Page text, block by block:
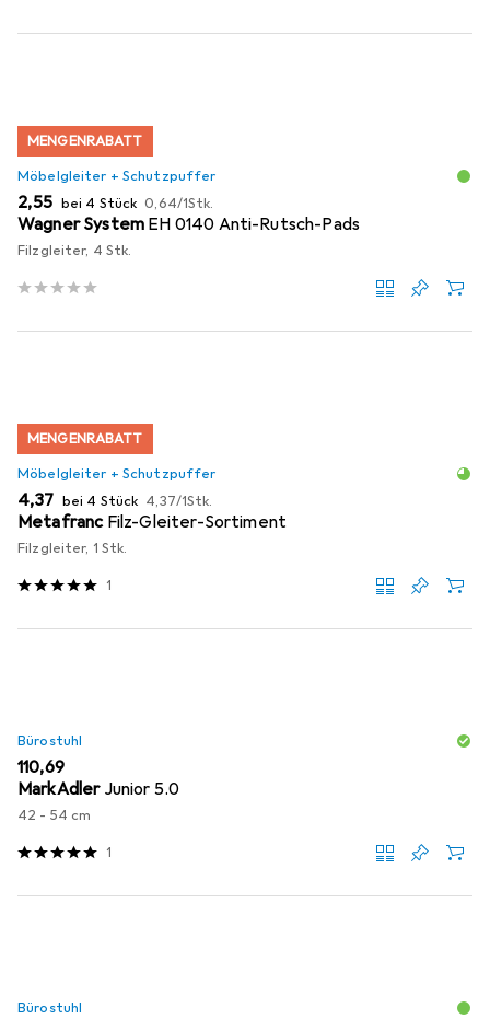
MENGENRABATT
Möbelgleiter + Schutzpuffer
EUR
2,55 bei 4 Stück EUR
0,64/1Stk.
Wagner System EH 0140 Anti-Rutsch-Pads
Filzgleiter, 4 Stk.
MENGENRABATT
Möbelgleiter + Schutzpuffer
EUR
4,37 bei 4 Stück EUR
4,37/1Stk.
Metafranc Filz-Gleiter-Sortiment
Filzgleiter, 1 Stk.
1
Bürostuhl
EUR
110,69
MarkAdler Junior 5.0
42 - 54 cm
1
Bürostuhl